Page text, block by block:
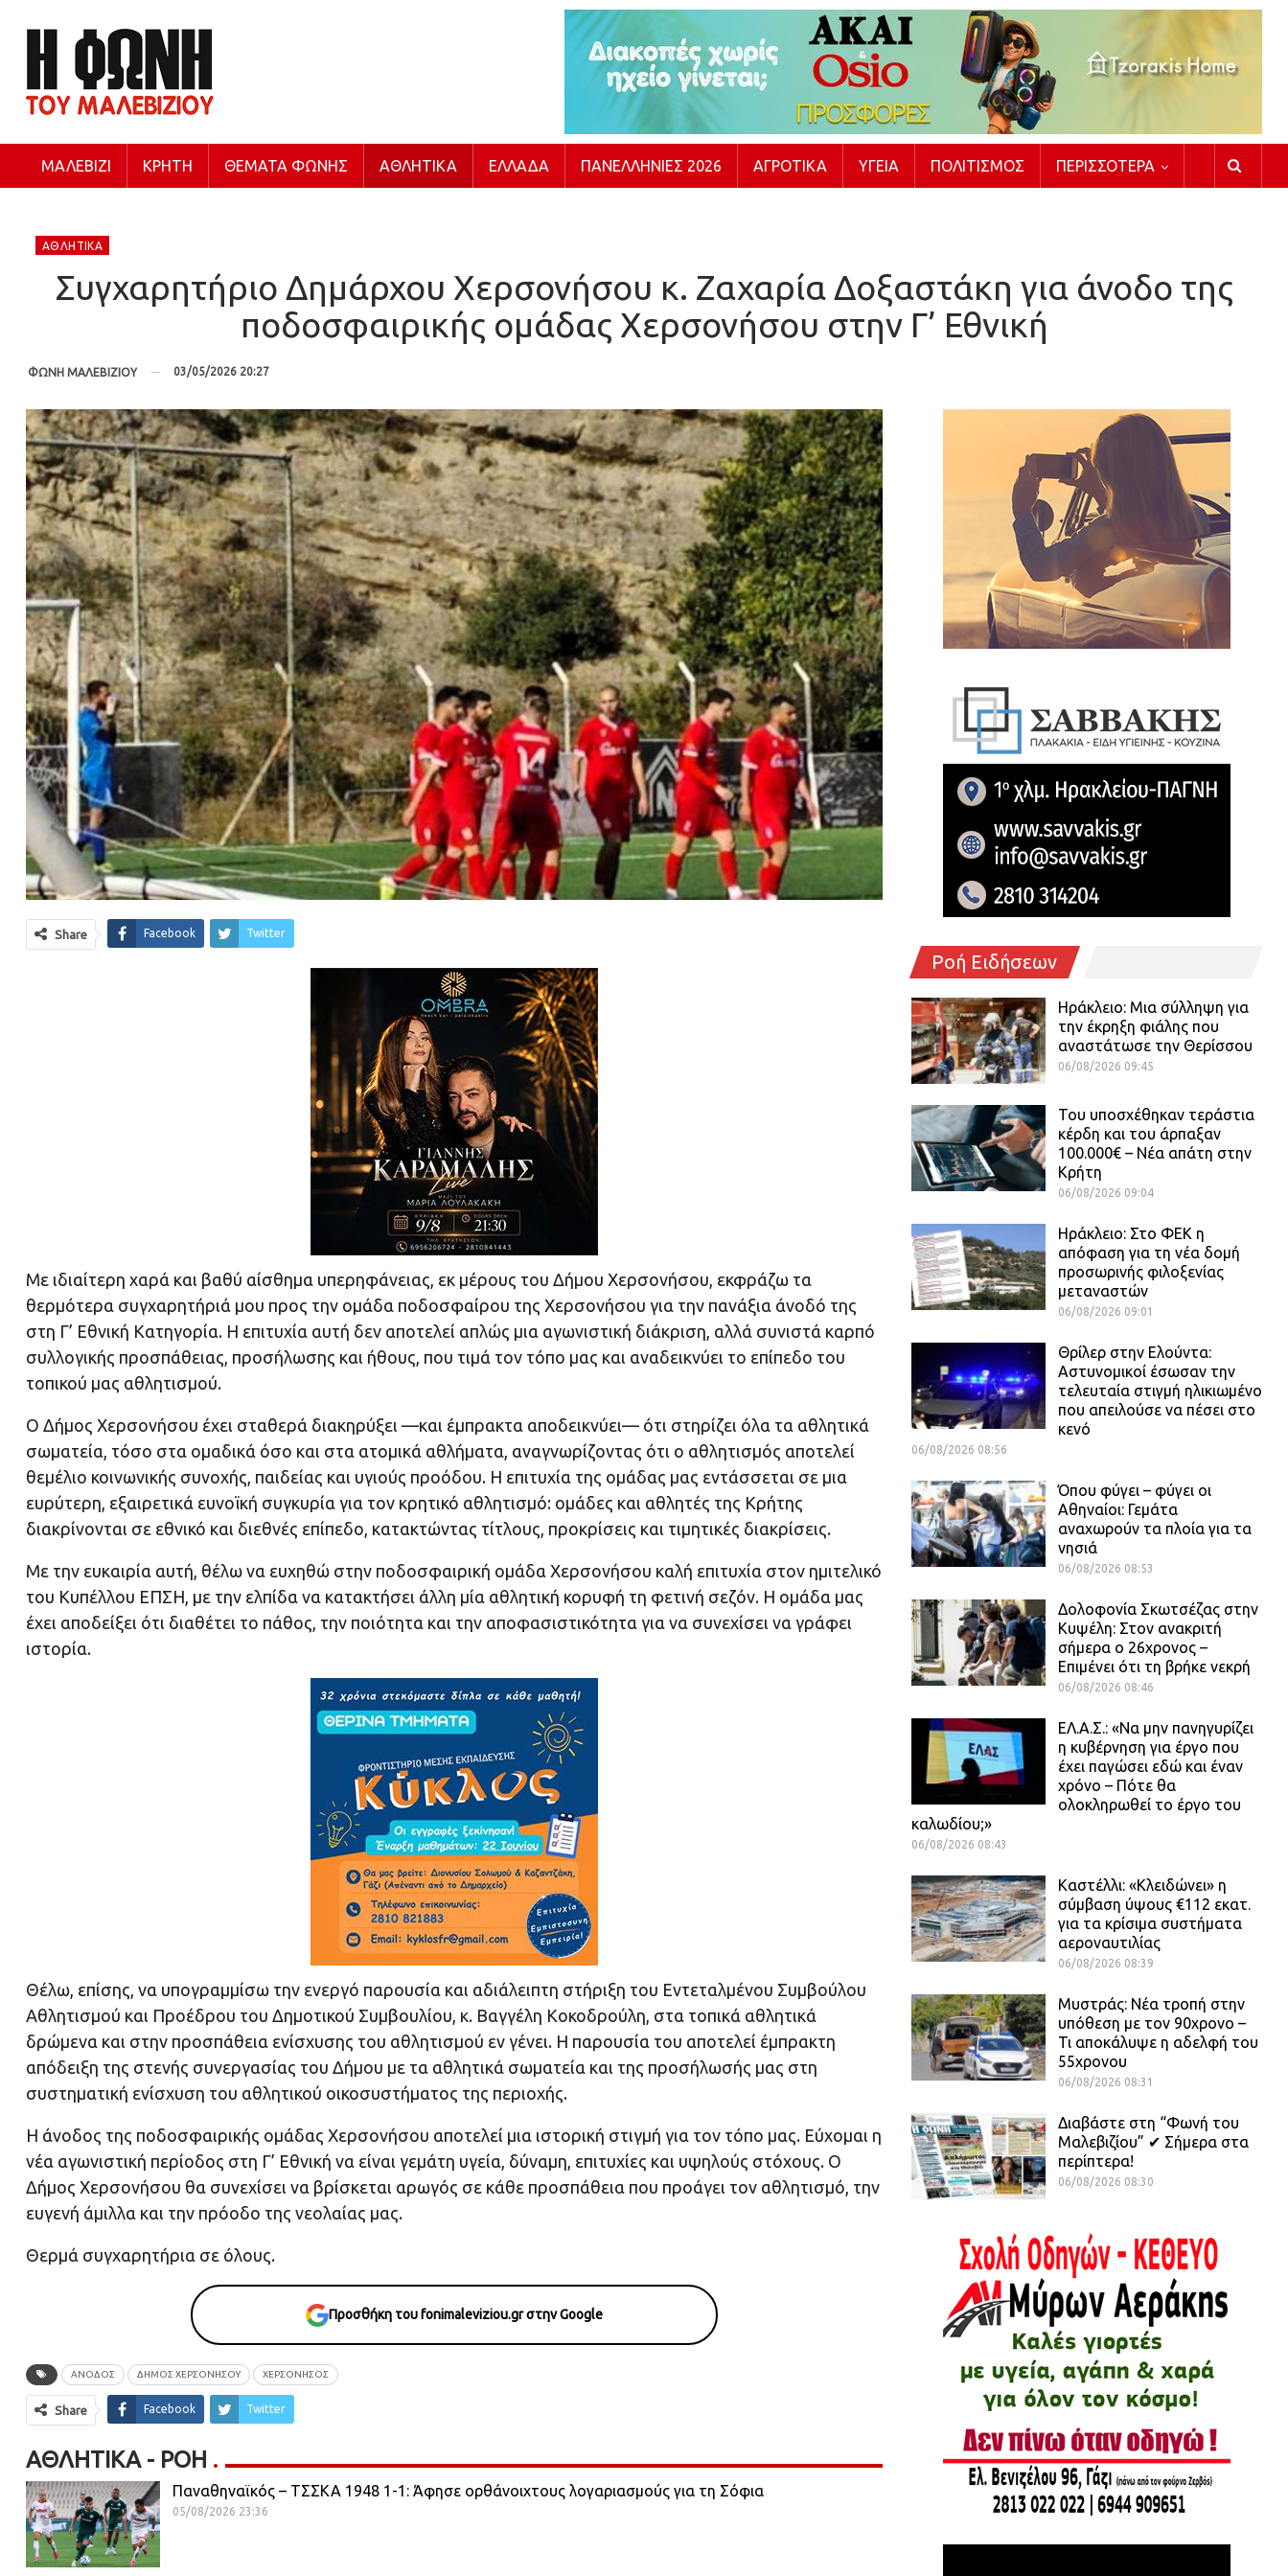
ΜΑΛΕΒΊΖΙ ΚΡΉΤΗ ΘΈΜΑΤΑ ΦΩΝΉΣ ΑΘΛΗΤΙΚΆ ΕΛΛΆΔΑ ΠΑΝΕΛΛΉΝΙΕΣ 2026 ΑΓΡΟΤΙΚΆ ΥΓΕΊΑ ΠΟΛΙΤΙΣΜΌΣ ΠΕΡΙΣΣΌΤΕΡΑ
ΑΘΛΗΤΙΚΆ
Συγχαρητήριο Δημάρχου Χερσονήσου κ. Ζαχαρία Δοξαστάκη για άνοδο της
ποδοσφαιρικής ομάδας Χερσονήσου στην Γ’ Εθνική
ΦΩΝΗ ΜΑΛΕΒΙΖΙΟΥ 03/05/2026 20:27
Share Facebook Twitter
Με ιδιαίτερη χαρά και βαθύ αίσθημα υπερηφάνειας, εκ μέρους του Δήμου Χερσονήσου, εκφράζω τα
θερμότερα συγχαρητήριά μου προς την ομάδα ποδοσφαίρου της Χερσονήσου για την πανάξια άνοδό της
στη Γ’ Εθνική Κατηγορία. Η επιτυχία αυτή δεν αποτελεί απλώς μια αγωνιστική διάκριση, αλλά συνιστά καρπό
συλλογικής προσπάθειας, προσήλωσης και ήθους, που τιμά τον τόπο μας και αναδεικνύει το επίπεδο του
τοπικού μας αθλητισμού.
Ο Δήμος Χερσονήσου έχει σταθερά διακηρύξει —και έμπρακτα αποδεικνύει— ότι στηρίζει όλα τα αθλητικά
σωματεία, τόσο στα ομαδικά όσο και στα ατομικά αθλήματα, αναγνωρίζοντας ότι ο αθλητισμός αποτελεί
θεμέλιο κοινωνικής συνοχής, παιδείας και υγιούς προόδου. Η επιτυχία της ομάδας μας εντάσσεται σε μια
ευρύτερη, εξαιρετικά ευνοϊκή συγκυρία για τον κρητικό αθλητισμό: ομάδες και αθλητές της Κρήτης
διακρίνονται σε εθνικό και διεθνές επίπεδο, κατακτώντας τίτλους, προκρίσεις και τιμητικές διακρίσεις.
Με την ευκαιρία αυτή, θέλω να ευχηθώ στην ποδοσφαιρική ομάδα Χερσονήσου καλή επιτυχία στον ημιτελικό
του Κυπέλλου ΕΠΣΗ, με την ελπίδα να κατακτήσει άλλη μία αθλητική κορυφή τη φετινή σεζόν. Η ομάδα μας
έχει αποδείξει ότι διαθέτει το πάθος, την ποιότητα και την αποφασιστικότητα για να συνεχίσει να γράφει
ιστορία.
Θέλω, επίσης, να υπογραμμίσω την ενεργό παρουσία και αδιάλειπτη στήριξη του Εντεταλμένου Συμβούλου
Αθλητισμού και Προέδρου του Δημοτικού Συμβουλίου, κ. Βαγγέλη Κοκοδρούλη, στα τοπικά αθλητικά
δρώμενα και στην προσπάθεια ενίσχυσης του αθλητισμού εν γένει. Η παρουσία του αποτελεί έμπρακτη
απόδειξη της στενής συνεργασίας του Δήμου με τα αθλητικά σωματεία και της προσήλωσής μας στη
συστηματική ενίσχυση του αθλητικού οικοσυστήματος της περιοχής.
Η άνοδος της ποδοσφαιρικής ομάδας Χερσονήσου αποτελεί μια ιστορική στιγμή για τον τόπο μας. Εύχομαι η
νέα αγωνιστική περίοδος στη Γ’ Εθνική να είναι γεμάτη υγεία, δύναμη, επιτυχίες και υψηλούς στόχους. Ο
Δήμος Χερσονήσου θα συνεχίσει να βρίσκεται αρωγός σε κάθε προσπάθεια που προάγει τον αθλητισμό, την
ευγενή άμιλλα και την πρόοδο της νεολαίας μας.
Θερμά συγχαρητήρια σε όλους.
Προσθήκη του fonimaleviziou.gr στην Google
ΑΝΟΔΟΣ ΔΗΜΟΣ ΧΕΡΣΟΝΗΣΟΥ ΧΕΡΣΟΝΗΣΟΣ
Share Facebook Twitter
ΑΘΛΗΤΙΚΆ - ΡΟΗ
Παναθηναϊκός – ΤΣΣΚΑ 1948 1-1: Άφησε ορθάνοιχτους λογαριασμούς για τη Σόφια
05/08/2026 23:36
Ροή Ειδήσεων
Ηράκλειο: Μια σύλληψη για
την έκρηξη φιάλης που
αναστάτωσε την Θερίσσου
06/08/2026 09:45
Του υποσχέθηκαν τεράστια
κέρδη και του άρπαξαν
100.000€ – Νέα απάτη στην
Κρήτη
06/08/2026 09:04
Ηράκλειο: Στο ΦΕΚ η
απόφαση για τη νέα δομή
προσωρινής φιλοξενίας
μεταναστών
06/08/2026 09:01
Θρίλερ στην Ελούντα:
Αστυνομικοί έσωσαν την
τελευταία στιγμή ηλικιωμένο
που απειλούσε να πέσει στο
κενό
06/08/2026 08:56
Όπου φύγει – φύγει οι
Αθηναίοι: Γεμάτα
αναχωρούν τα πλοία για τα
νησιά
06/08/2026 08:53
Δολοφονία Σκωτσέζας στην
Κυψέλη: Στον ανακριτή
σήμερα ο 26χρονος –
Επιμένει ότι τη βρήκε νεκρή
06/08/2026 08:46
ΕΛ.Α.Σ.: «Να μην πανηγυρίζει
η κυβέρνηση για έργο που
έχει παγώσει εδώ και έναν
χρόνο – Πότε θα
ολοκληρωθεί το έργο του
καλωδίου;»
06/08/2026 08:43
Καστέλλι: «Κλειδώνει» η
σύμβαση ύψους €112 εκατ.
για τα κρίσιμα συστήματα
αεροναυτιλίας
06/08/2026 08:39
Μυστράς: Νέα τροπή στην
υπόθεση με τον 90χρονο –
Τι αποκάλυψε η αδελφή του
55χρονου
06/08/2026 08:31
Διαβάστε στη “Φωνή του
Μαλεβιζίου” ✔ Σήμερα στα
περίπτερα!
06/08/2026 08:30